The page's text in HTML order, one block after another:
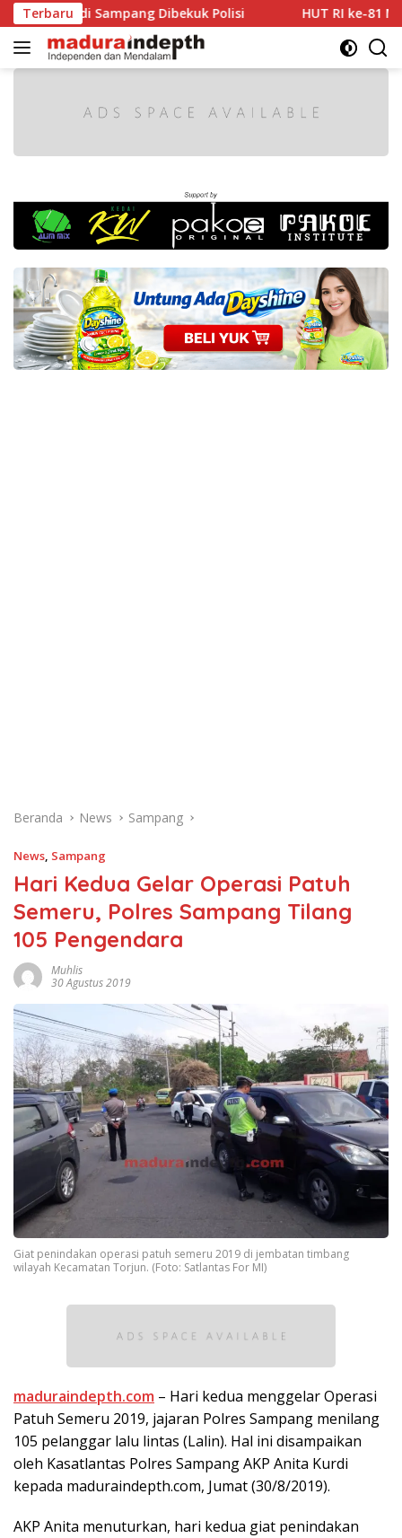
Langsung
ke
konten
Terbaru
Sampang Dibekuk Polisi HUT RI ke-81 Makin
Beranda News Sampang
News, Sampang
Hari Kedua Gelar Operasi Patuh
Semeru, Polres Sampang Tilang
105 Pengendara
Muhlis
30 Agustus 2019
Giat penindakan operasi patuh semeru 2019 di jembatan timbang
wilayah Kecamatan Torjun. (Foto: Satlantas For MI)
maduraindepth.com – Hari kedua menggelar Operasi
Patuh Semeru 2019, jajaran Polres Sampang menilang
105 pelanggar lalu lintas (Lalin). Hal ini disampaikan
oleh Kasatlantas Polres Sampang AKP Anita Kurdi
kepada maduraindepth.com, Jumat (30/8/2019).
AKP Anita menuturkan, hari kedua giat penindakan